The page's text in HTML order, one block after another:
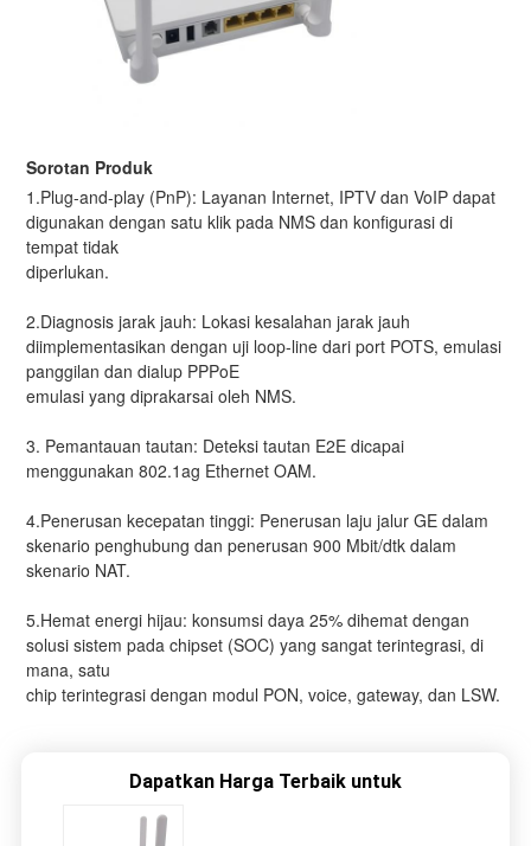
Sorotan Produk
1.Plug-and-play (PnP): Layanan Internet, IPTV dan VoIP dapat
digunakan dengan satu klik pada NMS dan konfigurasi di
tempat tidak
diperlukan.
2.Diagnosis jarak jauh: Lokasi kesalahan jarak jauh
diimplementasikan dengan uji loop-line dari port POTS, emulasi
panggilan dan dialup PPPoE
emulasi yang diprakarsai oleh NMS.
3. Pemantauan tautan: Deteksi tautan E2E dicapai
menggunakan 802.1ag Ethernet OAM.
4.Penerusan kecepatan tinggi: Penerusan laju jalur GE dalam
skenario penghubung dan penerusan 900 Mbit/dtk dalam
skenario NAT.
5.Hemat energi hijau: konsumsi daya 25% dihemat dengan
solusi sistem pada chipset (SOC) yang sangat terintegrasi, di
mana, satu
chip terintegrasi dengan modul PON, voice, gateway, dan LSW.
Dapatkan Harga Terbaik untuk